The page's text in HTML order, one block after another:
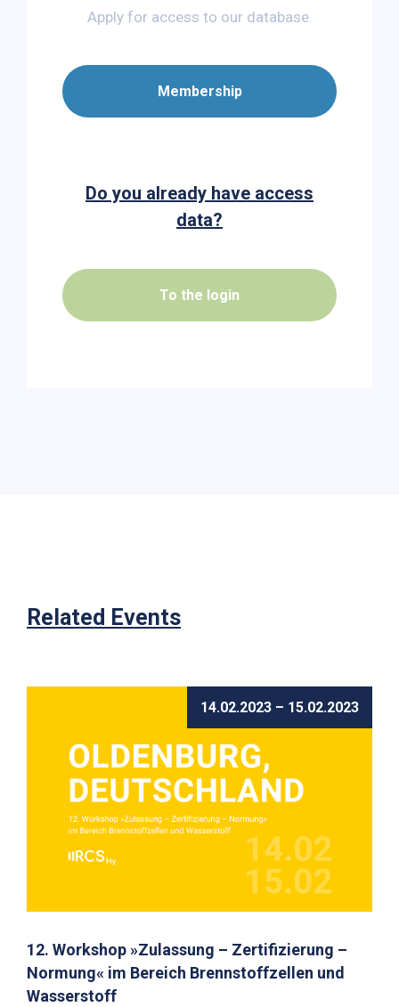
Apply for access to our database.
Membership
Do you already have access
data?
To the login
Related Events
14.02.2023 – 15.02.2023
12. Workshop »Zulassung – Zertifizierung –
Normung« im Bereich Brennstoffzellen und
Wasserstoff